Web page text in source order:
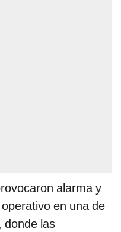
alarma y
en una de
donde las